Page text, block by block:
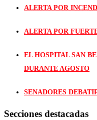
ALERTA POR
ALERTA POR
EL HOSPITAL SAN
DURANTE AGOSTO
SENADORES
Secciones destacadas